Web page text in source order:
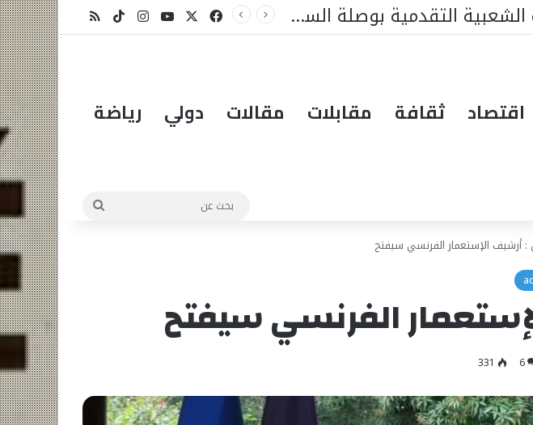
التي ستغير كل شيء فيسبوكيوتيوبانستقرام
‫TikTokملخص الموقع RSS
اقتصاد ثقافة مقابلات مقالات دولي رياضة
بحث
: أرشيف الإستعمار الفرنسي سيفتح
الفرنسي سيفتح
6
331